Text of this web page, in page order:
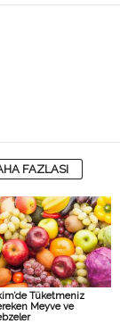
FAZLASI
Tüketmeniz
Meyve ve